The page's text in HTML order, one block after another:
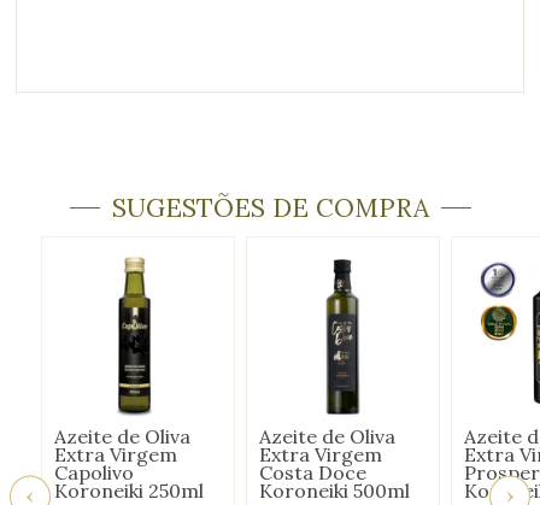
SUGESTÕES DE COMPRA
Azeite de Oliva
Extra Virgem
Capolivo
Koroneiki 250ml
Azeite de Oliva
Extra Virgem
Costa Doce
Koroneiki 500ml
Azeite
Extra